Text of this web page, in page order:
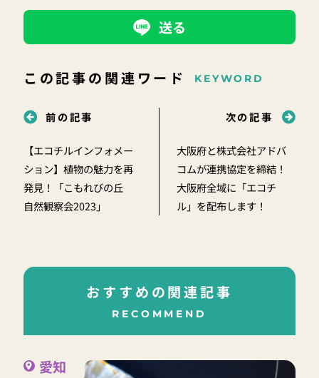
送る
この記事の関連ワード KEYWORD
前の記事
【エコチルインフォメー
ション】植物の魅力を再
発見！「こもれびの丘
自然観察会2023」
次の記事
大阪府と株式会社アドバ
コムが連携協定を締結！
大阪府全域に「エコチ
ル」を配布します！
おすすめの関連記事
RECOMMEND
愛知